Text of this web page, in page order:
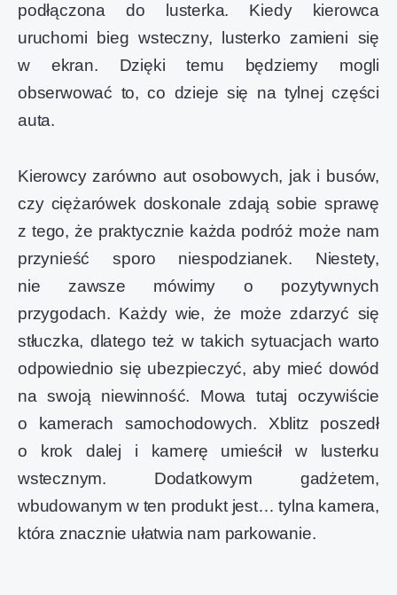
podłączona do lusterka. Kiedy kierowca
uruchomi bieg wsteczny, lusterko zamieni się
w ekran. Dzięki temu będziemy mogli
obserwować to, co dzieje się na tylnej części
auta.
Kierowcy zarówno aut osobowych, jak i busów,
czy ciężarówek doskonale zdają sobie sprawę
z tego, że praktycznie każda podróż może nam
przynieść sporo niespodzianek. Niestety,
nie zawsze mówimy o pozytywnych
przygodach. Każdy wie, że może zdarzyć się
stłuczka, dlatego też w takich sytuacjach warto
odpowiednio się ubezpieczyć, aby mieć dowód
na swoją niewinność. Mowa tutaj oczywiście
o kamerach samochodowych. Xblitz poszedł
o krok dalej i kamerę umieścił w lusterku
wstecznym. Dodatkowym gadżetem,
wbudowanym w ten produkt jest… tylna kamera,
która znacznie ułatwia nam parkowanie.